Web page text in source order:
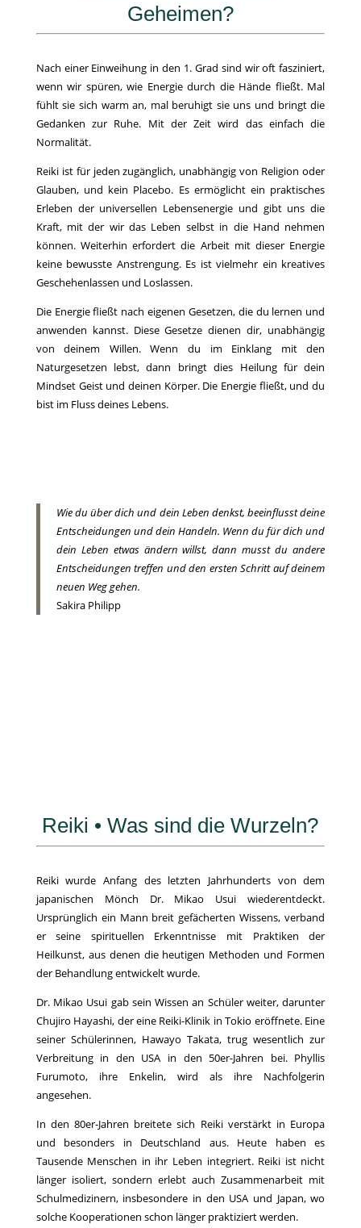
Geheimen?
Nach einer Einweihung in den 1. Grad sind wir oft fasziniert,
wenn wir spüren, wie Energie durch die Hände fließt. Mal
fühlt sie sich warm an, mal beruhigt sie uns und bringt die
Gedanken zur Ruhe. Mit der Zeit wird das einfach die
Normalität.
Reiki ist für jeden zugänglich, unabhängig von Religion oder
Glauben, und kein Placebo. Es ermöglicht ein praktisches
Erleben der universellen Lebensenergie und gibt uns die
Kraft, mit der wir das Leben selbst in die Hand nehmen
können. Weiterhin erfordert die Arbeit mit dieser Energie
keine bewusste Anstrengung. Es ist vielmehr ein kreatives
Geschehenlassen und Loslassen.
Die Energie fließt nach eigenen Gesetzen, die du lernen und
anwenden kannst. Diese Gesetze dienen dir, unabhängig
von deinem Willen. Wenn du im Einklang mit den
Naturgesetzen lebst, dann bringt dies Heilung für dein
Mindset Geist und deinen Körper. Die Energie fließt, und du
bist im Fluss deines Lebens.
Wie du über dich und dein Leben denkst, beeinflusst deine
Entscheidungen und dein Handeln. Wenn du für dich und
dein Leben etwas ändern willst, dann musst du andere
Entscheidungen treffen und den ersten Schritt auf deinem
neuen Weg gehen.
Sakira Philipp
Reiki • Was sind die Wurzeln?
Reiki wurde Anfang des letzten Jahrhunderts von dem
japanischen Mönch Dr. Mikao Usui wiederentdeckt.
Ursprünglich ein Mann breit gefächerten Wissens, verband
er seine spirituellen Erkenntnisse mit Praktiken der
Heilkunst, aus denen die heutigen Methoden und Formen
der Behandlung entwickelt wurde.
Dr. Mikao Usui gab sein Wissen an Schüler weiter, darunter
Chujiro Hayashi, der eine Reiki-Klinik in Tokio eröffnete. Eine
seiner Schülerinnen, Hawayo Takata, trug wesentlich zur
Verbreitung in den USA in den 50er-Jahren bei. Phyllis
Furumoto, ihre Enkelin, wird als ihre Nachfolgerin
angesehen.
In den 80er-Jahren breitete sich Reiki verstärkt in Europa
und besonders in Deutschland aus. Heute haben es
Tausende Menschen in ihr Leben integriert. Reiki ist nicht
länger isoliert, sondern erlebt auch Zusammenarbeit mit
Schulmedizinern, insbesondere in den USA und Japan, wo
solche Kooperationen schon länger praktiziert werden.